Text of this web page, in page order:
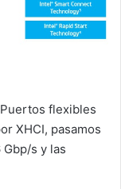
Puertos flexibles
XHCI, pasamos
s y las